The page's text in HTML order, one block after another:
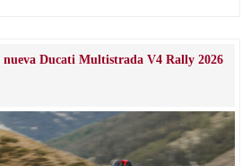
nueva Ducati Multistrada V4 Rally 2026